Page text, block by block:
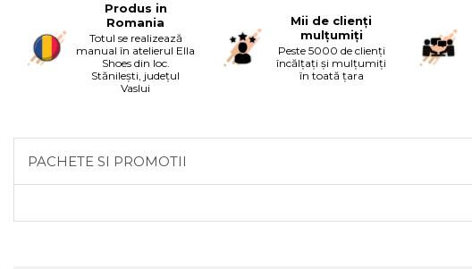
Produs in
Romania
Totul se realizează
manual în atelierul Ella
Shoes din loc.
Stănilești, județul
Vaslui
Mii de clienți
mulțumiți
Peste 5000 de clienți
încălțați și mulțumiți
în toată țara
PACHETE SI PROMOTII